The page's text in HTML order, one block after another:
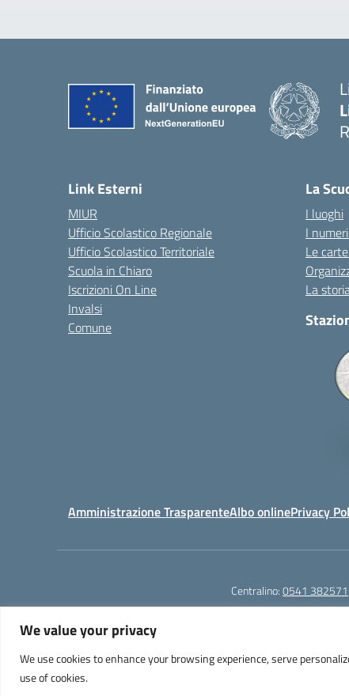
We value your privacy
We use cookies to enhance your browsing experience, serve
use of cookies.
Link Esterni
MIUR
Ufficio Scolastico Regionale
Ufficio Scolastico Territoriale
Scuola in Chiaro
Iscrizioni On Line
Invalsi
Comune
La
I luoghi
I
Le
La
Amministrazione TrasparenteAlbo onlinePrivacy
Centralino:0541 382571
Liceo Scientifico e Musicale "A. Einstein" - Via